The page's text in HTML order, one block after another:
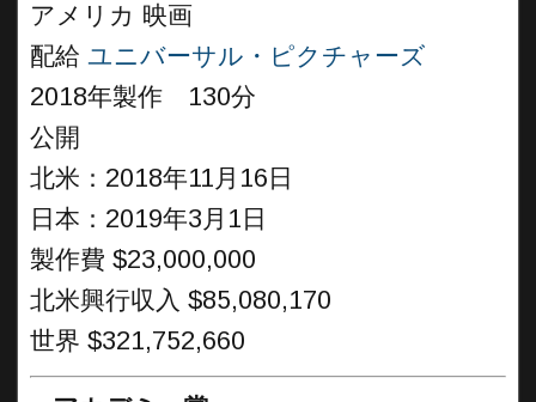
アメリカ 映画
配給 ユニバーサル・ピクチャーズ
2018年製作 130分
公開
北米：2018年11月16日
日本：2019年3月1日
製作費 $23,000,000
北米興行収入 $85,080,170
世界 $321,752,660